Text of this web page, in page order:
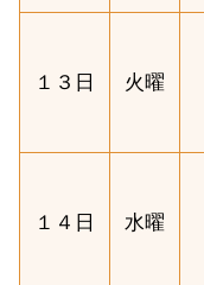
１３日 火曜
１４日 水曜